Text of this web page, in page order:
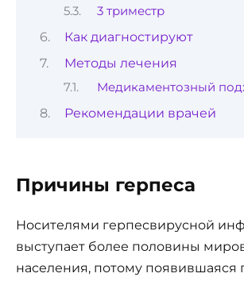
3 триместр
Как диагностируют
Методы лечения
Медикаментозный
Рекомендации врачей
Причины герпеса
Носителями герпесвирусной
выступает более половины
населения, потому появившаяся